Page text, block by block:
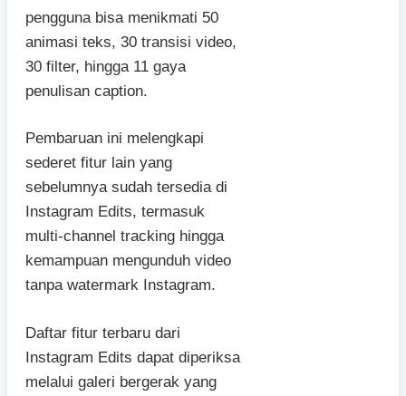
pengguna bisa menikmati 50
animasi teks, 30 transisi video,
30 filter, hingga 11 gaya
penulisan caption.
Pembaruan ini melengkapi
sederet fitur lain yang
sebelumnya sudah tersedia di
Instagram Edits, termasuk
multi-channel tracking hingga
kemampuan mengunduh video
tanpa watermark Instagram.
Daftar fitur terbaru dari
Instagram Edits dapat diperiksa
melalui galeri bergerak yang